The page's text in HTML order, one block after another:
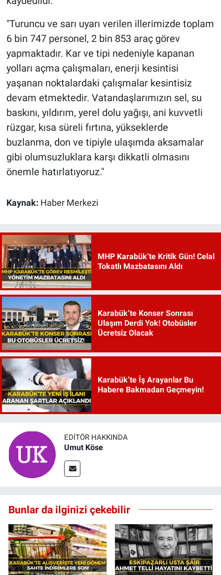
"Turuncu ve sarı uyarı verilen illerimizde toplam
6 bin 747 personel, 2 bin 853 araç görev
yapmaktadır. Kar ve tipi nedeniyle kapanan
yolları açma çalışmaları, enerji kesintisi
yaşanan noktalardaki çalışmalar kesintisiz
devam etmektedir. Vatandaşlarımızın sel, su
baskını, yıldırım, yerel dolu yağışı, ani kuvvetli
rüzgar, kısa süreli fırtına, yükseklerde
buzlanma, don ve tipiyle ulaşımda aksamalar
gibi olumsuzluklara karşı dikkatli olmasını
önemle hatırlatıyoruz."
Kaynak: Haber Merkezi
MHP Karabük’te Kritik Gün! Celal
Tokatlı Mazbatasını Aldı
Karabük’te Konser Sonrası
Ulaşım Derdi Yok! Otobüsler
Ücretsiz Olacak
Karabük’te İş Arayanlar Bu
Habere Bakmadan Geçmeyin!
EDITÖR HAKKINDA
Umut Köse
Bunlar da ilginizi çekebilir